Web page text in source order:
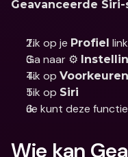
Geavanceerde
Tik op je Profiel
Ga naar ⚙️
Tik op Voorkeuren
Tik op Siri
Je kunt deze
Wie kan